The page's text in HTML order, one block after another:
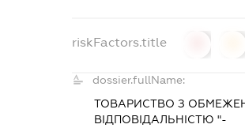
riskFactors.title
dossier.fullName:
ТОВАРИСТВО З
ВІДПОВІДАЛЬНІСТЮ "-